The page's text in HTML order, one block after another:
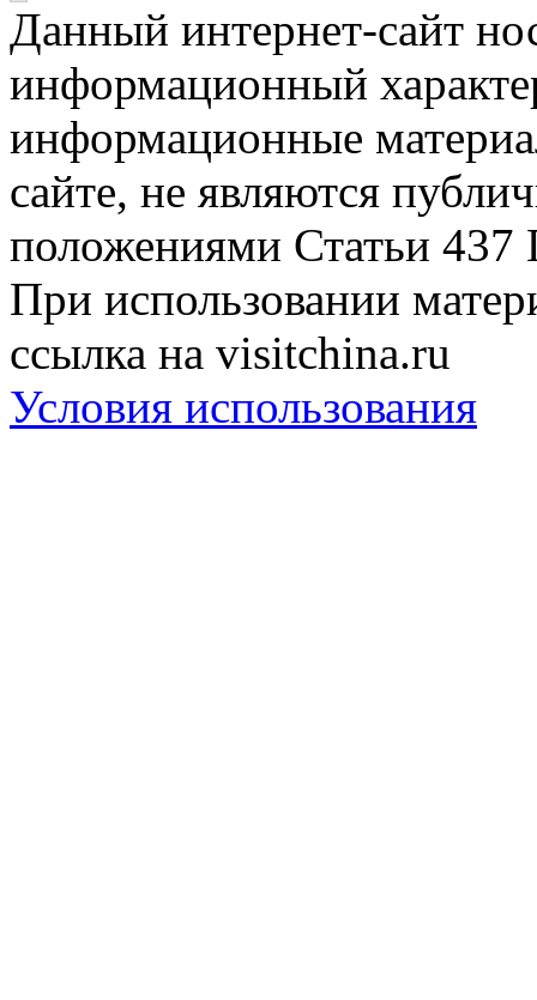
Данный интернет-сайт
информационный
информационные
сайте, не являются
положениями Статьи 437
При использовании
ссылка на visitchina.ru
Условия использования